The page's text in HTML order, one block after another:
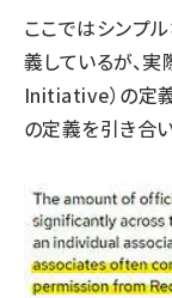
ここではシンプ
義しているが、
Initiative）の定
の定義を引き合